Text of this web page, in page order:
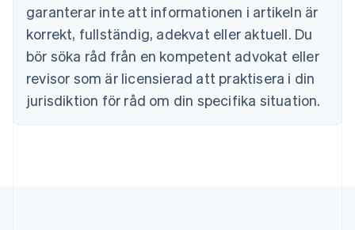
garanterar inte att informationen i artikeln är
korrekt, fullständig, adekvat eller aktuell. Du
bör söka råd från en kompetent advokat eller
revisor som är licensierad att praktisera i din
jurisdiktion för råd om din specifika situation.
Estland
Fastlandskina
简体中文English
Finland
English Svenska
Frankrike